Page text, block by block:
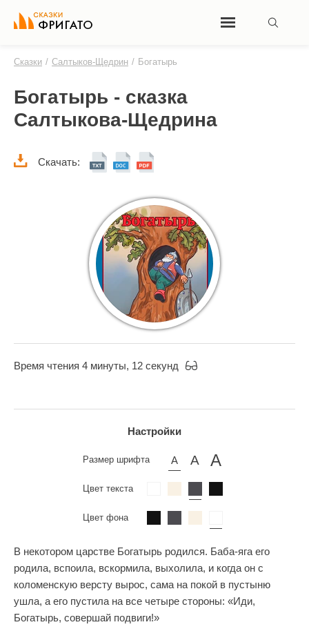
Сказки / Салтыков-Щедрин / Богатырь
Богатырь - сказка
Салтыкова-Щедрина
Скачать:
Время чтения 4 минуты, 12 секунд
Настройки
Размер шрифта
Цвет текста
Цвет фона
В некотором царстве Богатырь родился. Баба-яга его
родила, вспоила, вскормила, выхолила, и когда он с
коломенскую версту вырос, сама на покой в пустыню
ушла, а его пустила на все четыре стороны: «Иди,
Богатырь, совершай подвиги!»